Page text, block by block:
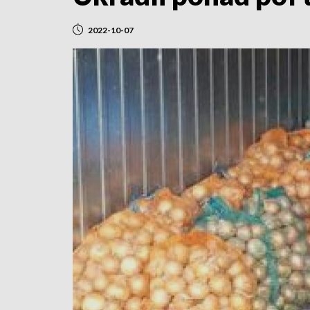
2022-10-07